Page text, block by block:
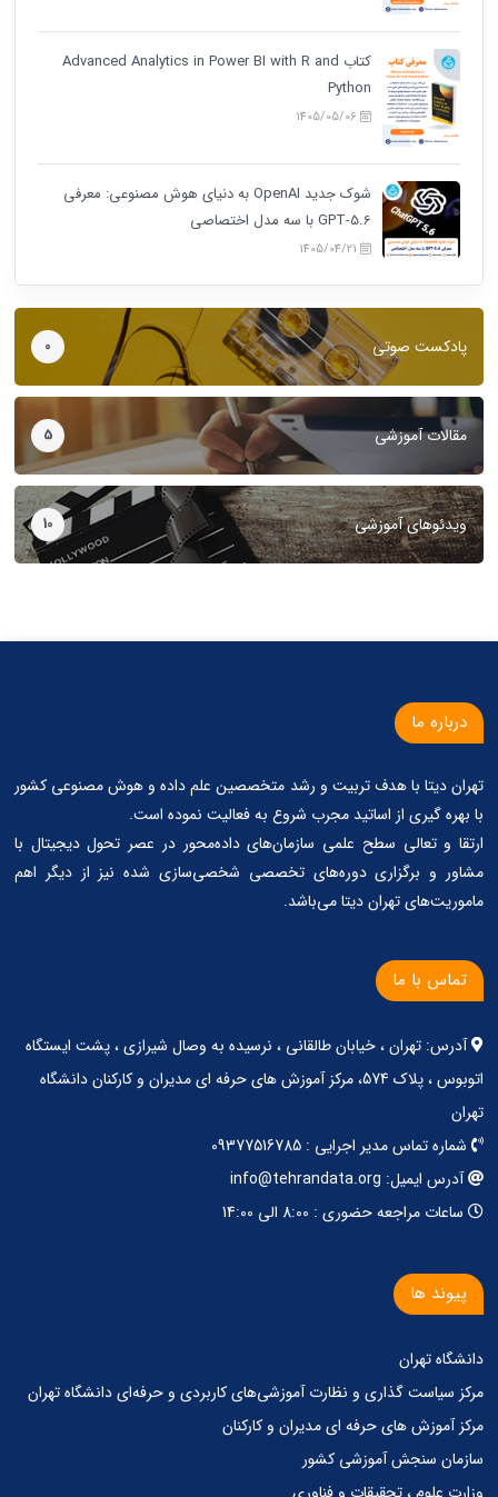
کتاب Advanced Analytics in Power BI with R and
Python
شوک جدید OpenAI به دنیای هوش مصنوعی: معرفی
GPT-5.6 با سه مدل اختصاصی
پادکست صوتی 0
مقالات آموزشی 5
ویدئوهای آموزشی 10
درباره ما
تهران دیتا با هدف تربیت و رشد متخصصین علم داده و هوش مصنوعی کشور
با بهره گیری از اساتید مجرب شروع به فعالیت نموده است.
ارتقا و تعالی سطح علمی سازمان‌های داده‌محور در عصر تحول دیجیتال با
مشاور و برگزاری دوره‌های تخصصی شخصی‌سازی شده نیز از دیگر اهم
ماموریت‌های تهران دیتا می‌باشد.
تماس با ما
آدرس: تهران ، خیابان طالقانی ، نرسیده به وصال شیرازی ، پشت ایستگاه
اتوبوس ، پلاک 574، مرکز آموزش های حرفه ای مدیران و کارکنان دانشگاه
تهران
شماره تماس مدیر اجرایی : 09377516785
آدرس ایمیل: info@tehrandata.org
ساعات مراجعه حضوری : 8:00 الی 14:00
پیوند ها
دانشگاه تهران
مرکز‌ سیاست گذاری‌ و‌ نظارت آموزشی‌های کاربردی‌ و‌ حرفه‌ای دانشگاه تهران
مرکز آموزش های حرفه ای مدیران و کارکنان
سازمان سنجش آموزشی کشور